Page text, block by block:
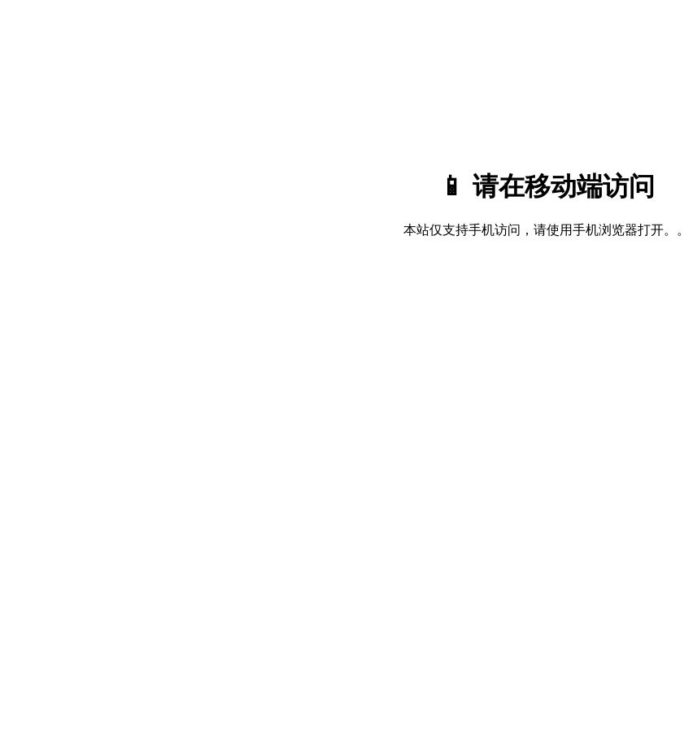
📱 请在移动端访问
本站仅支持手机访问，请使用手机浏览器打开。。